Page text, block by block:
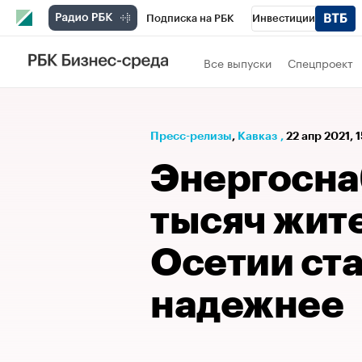
Подписка на РБК Инвестиции
РБК Вино
Проверка контрагентов
Все выпуски Спецпроект
Пресс-релизы⁠, Кавказ , 22 апр 2021,
тысяч
Осетии
надежнее